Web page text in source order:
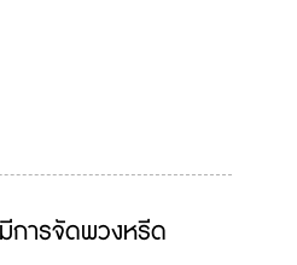
การจัดพวงหรีด